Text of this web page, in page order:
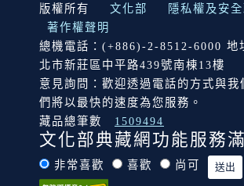
:::
版權所有 文化部
隱私權及安
著作權聲明
總機電話：(+886)-2-8512-6000 地
北市新莊區中平路439號南棟13樓
意見詢問：歡迎透過電話的方式與我
們將以最快的速度為您服務。
藏品總筆數
1509494
文化部典藏網功能服務
非常喜歡 喜歡 尚可